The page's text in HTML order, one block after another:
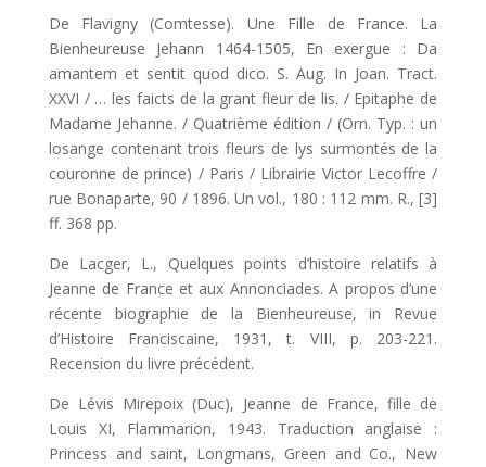
De Flavigny (Comtesse). Une Fille de France. La
Bienheureuse Jehann 1464-1505, En exergue : Da
amantem et sentit quod dico. S. Aug. In Joan. Tract.
XXVI / … les faicts de la grant fleur de lis. / Epitaphe de
Madame Jehanne. / Quatrième édition / (Orn. Typ. : un
losange contenant trois fleurs de lys surmontés de la
couronne de prince) / Paris / Librairie Victor Lecoffre /
rue Bonaparte, 90 / 1896. Un vol., 180 : 112 mm. R., [3]
ff. 368 pp.
De Lacger, L., Quelques points d’histoire relatifs à
Jeanne de France et aux Annonciades. A propos d’une
récente biographie de la Bienheureuse, in Revue
d’Histoire Franciscaine, 1931, t. VIII, p. 203-221.
Recension du livre précédent.
De Lévis Mirepoix (Duc), Jeanne de France, fille de
Louis XI, Flammarion, 1943. Traduction anglaise :
Princess and saint, Longmans, Green and Co., New